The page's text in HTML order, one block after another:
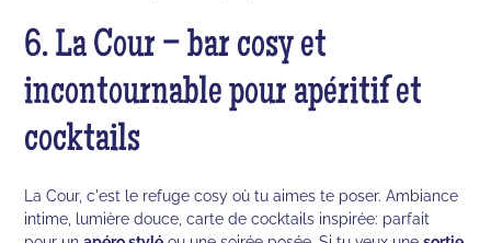
6. La Cour – bar cosy et
incontournable pour apéritif et
cocktails
La Cour, c'est le refuge cosy où tu aimes te poser. Ambiance
intime, lumière douce, carte de cocktails inspirée: parfait